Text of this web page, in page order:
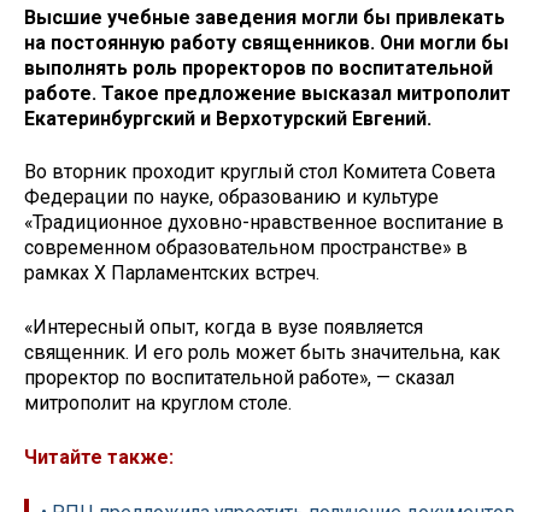
Высшие учебные заведения могли бы привлекать
на постоянную работу священников. Они могли бы
выполнять роль проректоров по воспитательной
работе. Такое предложение высказал митрополит
Екатеринбургский и Верхотурский Евгений.
Во вторник проходит круглый стол Комитета Совета
Федерации по науке, образованию и культуре
«Традиционное духовно-нравственное воспитание в
современном образовательном пространстве» в
рамках X Парламентских встреч.
«Интересный опыт, когда в вузе появляется
священник. И его роль может быть значительна, как
проректор по воспитательной работе», — сказал
митрополит на круглом столе.
Читайте также: